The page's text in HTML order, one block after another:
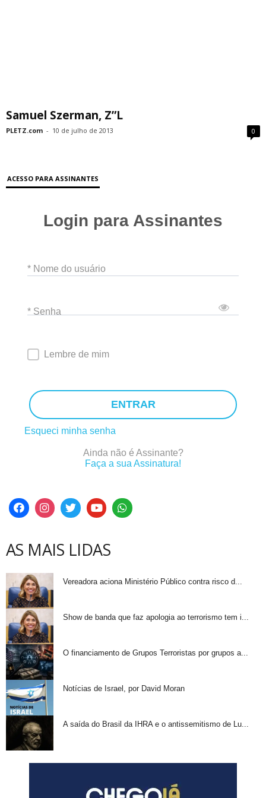
Samuel Szerman, Z”L
PLETZ.com - 10 de julho de 2013 0
ACESSO PARA ASSINANTES
Login para Assinantes
* Nome do usuário
* Senha
Lembre de mim
ENTRAR
Esqueci minha senha
Ainda não é Assinante?
Faça a sua Assinatura!
AS MAIS LIDAS
Vereadora aciona Ministério Público contra risco d...
Show de banda que faz apologia ao terrorismo tem i...
O financiamento de Grupos Terroristas por grupos a...
Notícias de Israel, por David Moran
A saída do Brasil da IHRA e o antissemitismo de Lu...